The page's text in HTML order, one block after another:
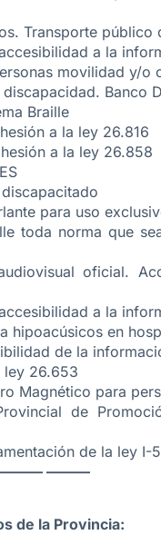
Transporte público
a la
movilidad y/o
Banco
Braille
a la ley 26.816
a la ley 26.858
para uso
toda norma que
oficial.
a la
hipoacúsicos en
de la
ley 26.653
Magnético para
de
de la ley I-
———
de la Provincia: